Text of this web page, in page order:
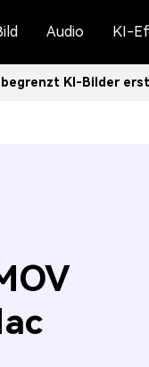
Audio KI-
KI-Bilder